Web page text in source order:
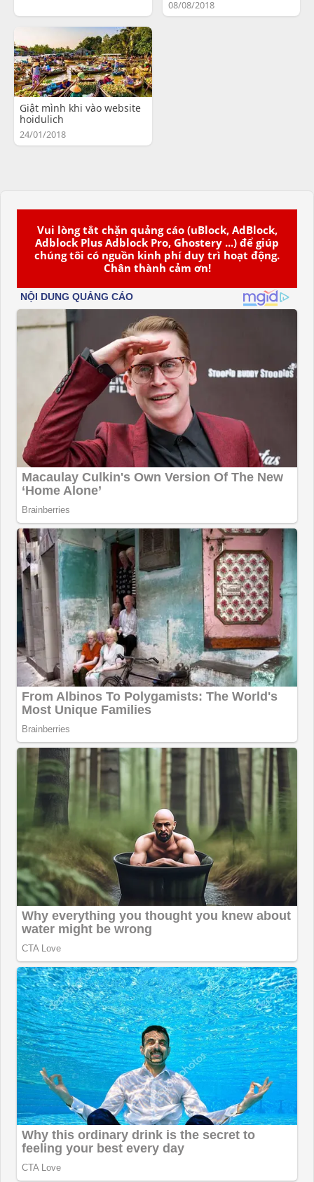
Vui lòng tắt chặn quảng cáo (uBlock, AdBlock,
Adblock Plus Adblock Pro, Ghostery ...) để giúp
chúng tôi có nguồn kinh phí duy trì hoạt động.
Chân thành cảm ơn!
08/08/2018
Giật mình khi vào website
hoidulich
24/01/2018